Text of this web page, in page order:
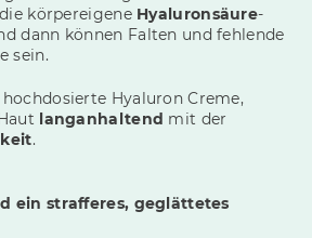
körpereigene Hyaluronsäure-
dann können Falten und fehlende
sein.
Hyaluron Creme,
langanhaltend mit der
.
ein strafferes, geglättetes